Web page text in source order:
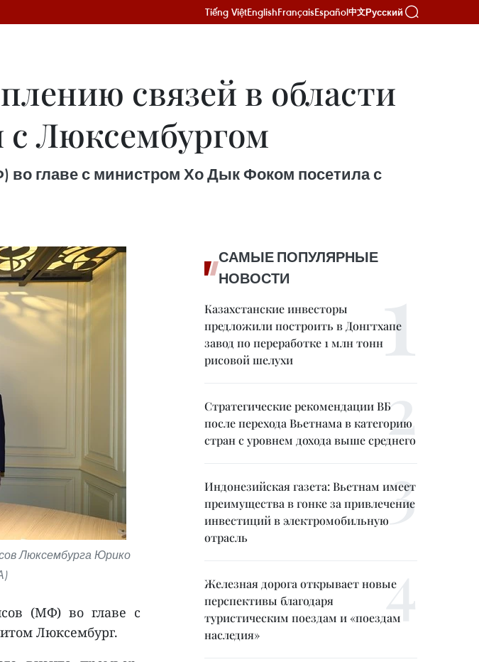
Tiếng ViệtEnglishFrançaisEspañol中文Русский
связей в области
с Люксембургом
главе с министром Хо Дык Фоком посетила с
Люксембурга Юрико
(МФ) во главе с
Люксембург.
САМЫЕ ПОПУЛЯРНЫЕ
НОВОСТИ
Казахстанские инвесторы
предложили построить в Донгтхапе
завод по переработке 1 млн тонн
рисовой шелухи
Стратегические рекомендации ВБ
после перехода Вьетнама в категорию
стран с уровнем дохода выше среднего
Индонезийская газета: Вьетнам имеет
преимущества в гонке за привлечение
инвестиций в электромобильную
отрасль
Железная дорога открывает новые
перспективы благодаря
туристическим поездам и «поездам
наследия»